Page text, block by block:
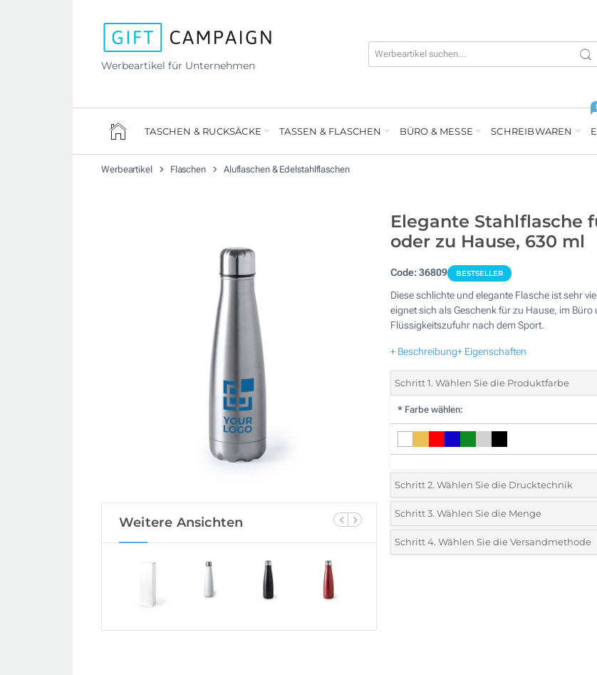
Werbeartikel für Unternehmen
TASCHEN & RUCKSÄCKE TASSEN & FLASCHEN BÜRO & MESSE SCHREIBWAREN
Werbeartikel Flaschen Aluflaschen & Edelstahlflaschen
Weitere Ansichten
Elegante Stahlflasche
oder zu Hause, 630 ml
Code:36809 BESTSELLER
Diese schlichte und elegante Flasche ist sehr
eignet sich als Geschenk für zu Hause, im Büro
Flüssigkeitszufuhr nach dem Sport.
+ Beschreibung+ Eigenschaften
Schritt 1. Wählen Sie die Produktfarbe
* Farbe wählen:
Schritt 2. Wählen Sie die Drucktechnik
*Wählen Sie die Druck- und Farbtechniken für
1 Farbig (Auf einer Seite)
Schritt 3. Wählen Sie die Menge
*Bitte wählen Sie Ihre gewünschte Menge
Schritt 4. Wählen Sie die Versandmethode